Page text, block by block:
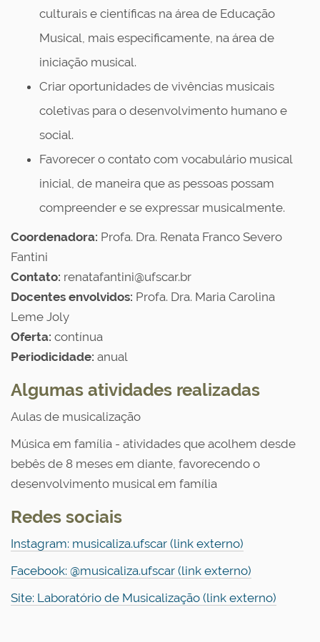
culturais e científicas na área de Educação
Musical, mais especificamente, na área de
iniciação musical.
Criar oportunidades de vivências musicais
coletivas para o desenvolvimento humano e
social.
Favorecer o contato com vocabulário musical
inicial, de maneira que as pessoas possam
compreender e se expressar musicalmente.
Coordenadora: Profa. Dra. Renata Franco Severo
Fantini
Contato: renatafantini@ufscar.br
Docentes envolvidos: Profa. Dra. Maria Carolina
Leme Joly
Oferta: contínua
Periodicidade: anual
Algumas atividades realizadas
Aulas de musicalização
Música em família - atividades que acolhem desde
bebês de 8 meses em diante, favorecendo o
desenvolvimento musical em família
Redes sociais
Instagram: musicaliza.ufscar (link externo)
Facebook: @musicaliza.ufscar (link externo)
Site: Laboratório de Musicalização (link externo)